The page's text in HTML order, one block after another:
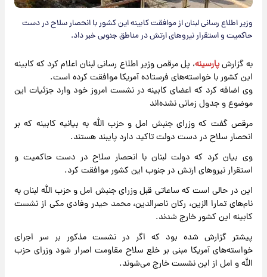
وزیر اطلاع رسانی لبنان از موافقت کابینه این کشور با انحصار سلاح در دست
حاکمیت و استقرار نیروهای ارتش در مناطق جنوبی خبر داد.
به گزارشپارسینه، پل مرقص وزیر اطلاع رسانی لبنان اعلام کرد که کابینه
این کشور با خواسته‌های فرستاده آمریکا موافقت کرده است.
وی اضافه کرد که اعضای کابینه در نشست امروز خود وارد جزئیات این
موضوع و جدول زمانی نشده‌اند
مرقص گفت که وزرای جنبش امل و حزب الله به بیانیه کابینه که بر
انحصار سلاح در دست دولت تاکید دارد پایبند هستند.
وی بیان کرد که دولت لبنان با انحصار سلاح در دست حاکمیت و
استقرار نیروهای ارتش در جنوب این کشور موافقت کرد.
این در حالی است که ساعاتی قبل وزرای جنبش امل و حزب الله لبنان به
نام‌های تمارا الزین، رکان ناصرالدین، محمد حیدر وفادی مکی از نشست
کابینه این کشور خارج شدند.
پیشتر گزارش شده بود که اگر در نشست مذکور بر سر اجرای
خواسته‌های آمریکا مبنی بر خلع سلاح مقاومت اصرار شود وزرای حزب
الله و امل از این نشست خارج می‌شوند.